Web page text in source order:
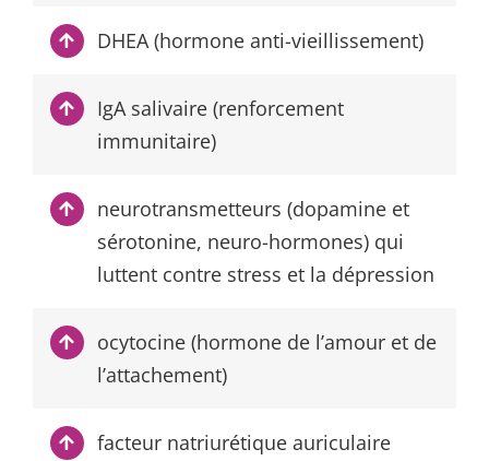
DHEA (hormone anti-vieillissement)
IgA salivaire (renforcement
immunitaire)
neurotransmetteurs (dopamine et
sérotonine, neuro-hormones) qui
luttent contre stress et la dépression
ocytocine (hormone de l’amour et de
l’attachement)
facteur natriurétique auriculaire